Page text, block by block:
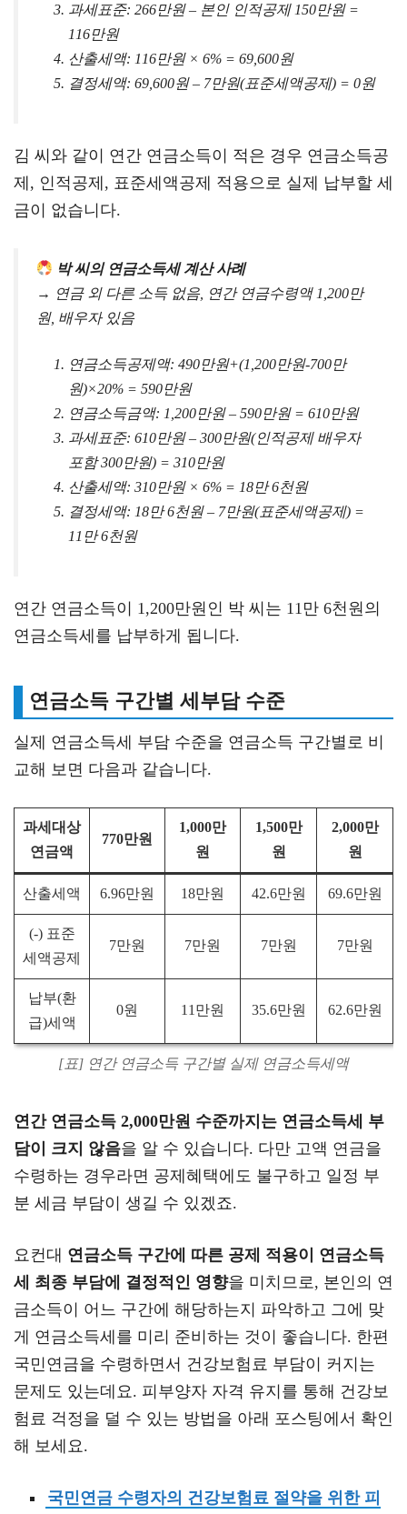
과세표준: 266만원 – 본인 인적공제 150만원 =
116만원
산출세액: 116만원 × 6% = 69,600원
결정세액: 69,600원 – 7만원(표준세액공제) = 0원
김 씨와 같이 연간 연금소득이 적은 경우 연금소득공
제, 인적공제, 표준세액공제 적용으로 실제 납부할 세
금이 없습니다.
박 씨의 연금소득세 계산 사례
→ 연금 외 다른 소득 없음, 연간 연금수령액 1,200만
원, 배우자 있음
연금소득공제액: 490만원+(1,200만원-700만
원)×20% = 590만원
연금소득금액: 1,200만원 – 590만원 = 610만원
과세표준: 610만원 – 300만원(인적공제 배우자
포함 300만원) = 310만원
산출세액: 310만원 × 6% = 18만 6천원
결정세액: 18만 6천원 – 7만원(표준세액공제) =
11만 6천원
연간 연금소득이 1,200만원인 박 씨는 11만 6천원의
연금소득세를 납부하게 됩니다.
연금소득 구간별 세부담 수준
실제 연금소득세 부담 수준을 연금소득 구간별로 비
교해 보면 다음과 같습니다.
과세대상
연금액
770만원
1,000만
원
1,500만
원
2,000만
원
산출세액 6.96만원 18만원 42.6만원 69.6만원
(-) 표준
세액공제
7만원 7만원 7만원 7만원
납부(환
급)세액
0원 11만원 35.6만원 62.6만원
[표] 연간 연금소득 구간별 실제 연금소득세액
연간 연금소득 2,000만원 수준까지는 연금소득세 부
담이 크지 않음을 알 수 있습니다. 다만 고액 연금을
수령하는 경우라면 공제혜택에도 불구하고 일정 부
분 세금 부담이 생길 수 있겠죠.
요컨대 연금소득 구간에 따른 공제 적용이 연금소득
세 최종 부담에 결정적인 영향을 미치므로, 본인의 연
금소득이 어느 구간에 해당하는지 파악하고 그에 맞
게 연금소득세를 미리 준비하는 것이 좋습니다. 한편
국민연금을 수령하면서 건강보험료 부담이 커지는
문제도 있는데요. 피부양자 자격 유지를 통해 건강보
험료 걱정을 덜 수 있는 방법을 아래 포스팅에서 확인
해 보세요.
국민연금 수령자의 건강보험료 절약을 위한 피